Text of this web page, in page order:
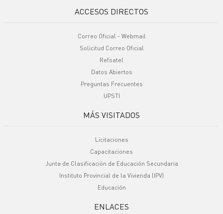
ACCESOS DIRECTOS
Correo Oficial - Webmail
Solicitud Correo Oficial
Refsatel
Datos Abiertos
Preguntas Frecuentes
UPSTI
MÁS VISITADOS
Licitaciones
Capacitaciones
Junta de Clasificación de Educación Secundaria
Instituto Provincial de la Vivienda (IPV)
Educación
ENLACES